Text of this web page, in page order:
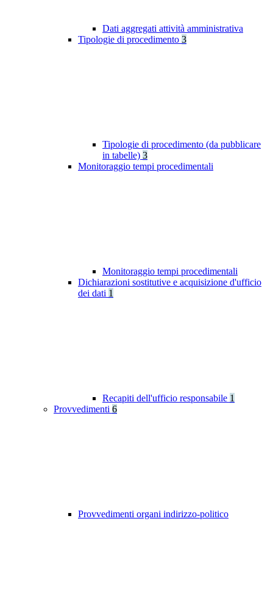
Dati aggregati attività amministrativa
Tipologie di procedimento 3
Tipologie di procedimento (da pubblicare
in tabelle) 3
Monitoraggio tempi procedimentali
Monitoraggio tempi procedimentali
Dichiarazioni sostitutive e acquisizione d'ufficio
dei dati 1
Recapiti dell'ufficio responsabile 1
Provvedimenti 6
Provvedimenti organi indirizzo-politico